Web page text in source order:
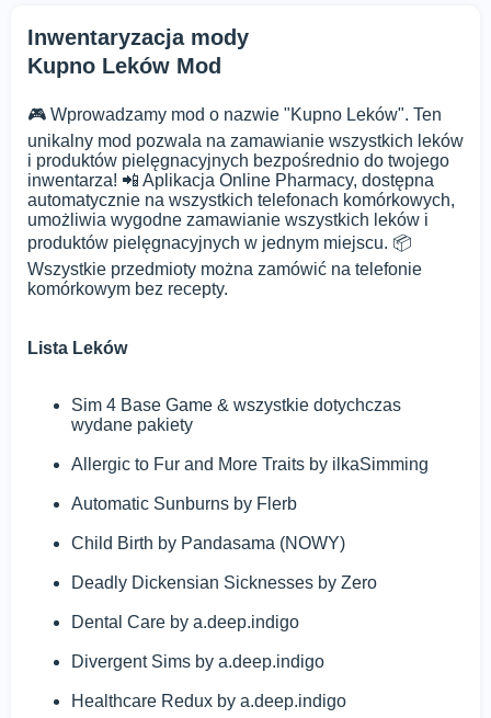
Inwentaryzacja mody
Kupno Leków Mod
🎮 Wprowadzamy mod o nazwie "Kupno Leków". Ten
unikalny mod pozwala na zamawianie wszystkich leków
i produktów pielęgnacyjnych bezpośrednio do twojego
inwentarza! 📲 Aplikacja Online Pharmacy, dostępna
automatycznie na wszystkich telefonach komórkowych,
umożliwia wygodne zamawianie wszystkich leków i
produktów pielęgnacyjnych w jednym miejscu. 📦
Wszystkie przedmioty można zamówić na telefonie
komórkowym bez recepty.
Lista Leków
Sim 4 Base Game & wszystkie dotychczas
wydane pakiety
Allergic to Fur and More Traits by ilkaSimming
Automatic Sunburns by Flerb
Child Birth by Pandasama (NOWY)
Deadly Dickensian Sicknesses by Zero
Dental Care by a.deep.indigo
Divergent Sims by a.deep.indigo
Healthcare Redux by a.deep.indigo